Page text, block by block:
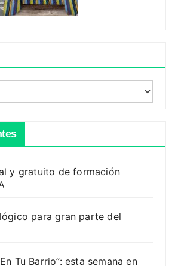
y gratuito de formación
para gran parte del
Tu Barrio”: esta semana en